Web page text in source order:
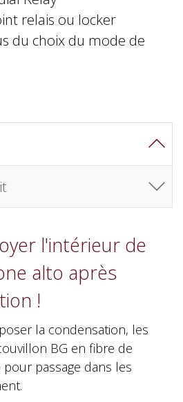
relais ou locker
du choix du mode de
l'intérieur de
alto après
!
la condensation, les
BG en fibre de
passage dans les